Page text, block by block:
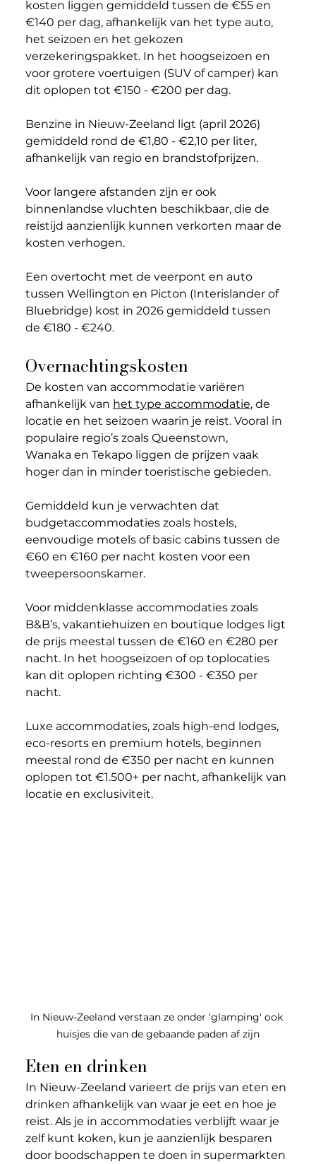
kosten liggen gemiddeld tussen de €55 en
€140 per dag, afhankelijk van het type auto,
het seizoen en het gekozen
verzekeringspakket. In het hoogseizoen en
voor grotere voertuigen (SUV of camper) kan
dit oplopen tot €150 - €200 per dag.
Benzine in Nieuw-Zeeland ligt (april 2026)
gemiddeld rond de €1,80 - €2,10 per liter,
afhankelijk van regio en brandstofprijzen.
Voor langere afstanden zijn er ook
binnenlandse vluchten beschikbaar, die de
reistijd aanzienlijk kunnen verkorten maar de
kosten verhogen.
Een overtocht met de veerpont en auto
tussen Wellington en Picton (Interislander of
Bluebridge) kost in 2026 gemiddeld tussen
de €180 - €240.
Overnachtingskosten
De kosten van accommodatie variëren
afhankelijk van het type accommodatie, de
locatie en het seizoen waarin je reist. Vooral in
populaire regio’s zoals Queenstown,
Wanaka en Tekapo liggen de prijzen vaak
hoger dan in minder toeristische gebieden.
Gemiddeld kun je verwachten dat
budgetaccommodaties zoals hostels,
eenvoudige motels of basic cabins tussen de
€60 en €160 per nacht kosten voor een
tweepersoonskamer.
Voor middenklasse accommodaties zoals
B&B’s, vakantiehuizen en boutique lodges ligt
de prijs meestal tussen de €160 en €280 per
nacht. In het hoogseizoen of op toplocaties
kan dit oplopen richting €300 - €350 per
nacht.
Luxe accommodaties, zoals high-end lodges,
eco-resorts en premium hotels, beginnen
meestal rond de €350 per nacht en kunnen
oplopen tot €1.500+ per nacht, afhankelijk van
locatie en exclusiviteit.
In Nieuw-Zeeland verstaan ze onder 'glamping' ook
huisjes die van de gebaande paden af zijn
Eten en drinken
In Nieuw-Zeeland varieert de prijs van eten en
drinken afhankelijk van waar je eet en hoe je
reist. Als je in accommodaties verblijft waar je
zelf kunt koken, kun je aanzienlijk besparen
door boodschappen te doen in supermarkten